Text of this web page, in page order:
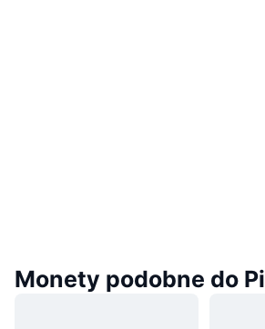
Monety podobne do Pi